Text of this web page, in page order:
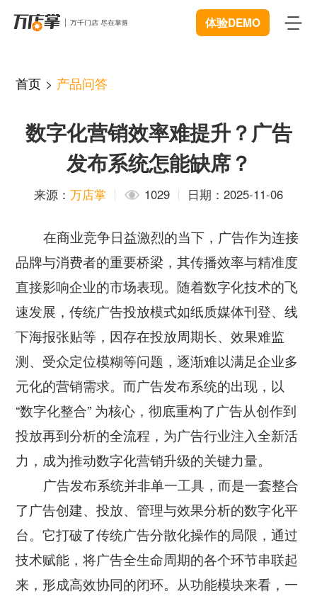
体验DEMO
智能巡店
客流统计
商业BI
远程协同
视频追溯
微信商城
广告信发
AI识别检测
掌上学院
开店流程
电子名片
电子合同
体验中心 New
数据赋能
智慧门店
服装行业
快消行业
连锁药店
家居行业
汽车服务
购物中心
美容养生
生鲜行业
资源中心 New
下载
公司新闻
行业干货
产品问答
企业文档 New
开发者中心
开放平台
联系我们
公司简介
联系方式
合作与生态
服务政策
岗位招聘
申请使用
首页 > 产品问答
数字化营销效率难提升？广告
发布系统怎能缺席？
来源： 万店掌 1029 日期：2025-11-06
在商业竞争日益激烈的当下，广告作为连接
品牌与消费者的重要桥梁，其传播效率与精准度
直接影响企业的市场表现。随着数字化技术的飞
速发展，传统广告投放模式如纸质媒体刊登、线
下海报张贴等，因存在投放周期长、效果难监
测、受众定位模糊等问题，逐渐难以满足企业多
元化的营销需求。而广告发布系统的出现，以
“数字化整合” 为核心，彻底重构了广告从创作到
投放再到分析的全流程，为广告行业注入全新活
力，成为推动数字化营销升级的关键力量。
广告发布系统并非单一工具，而是一套整合
了广告创建、投放、管理与效果分析的数字化平
台。它打破了传统广告分散化操作的局限，通过
技术赋能，将广告全生命周期的各个环节串联起
来，形成高效协同的闭环。从功能模块来看，一